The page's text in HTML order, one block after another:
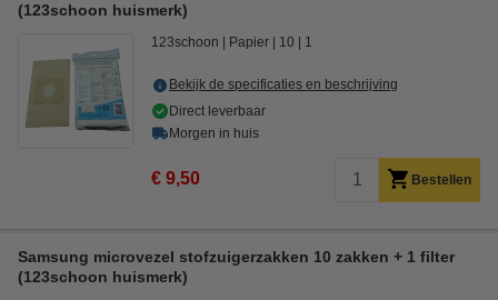
(123schoon huismerk)
123schoon Papier 10 1
Bekijk de specificaties en beschrijving
Direct leverbaar
Morgen in huis
€ 9,50 Bestellen
Samsung microvezel stofzuigerzakken 10 zakken + 1 filter
(123schoon huismerk)